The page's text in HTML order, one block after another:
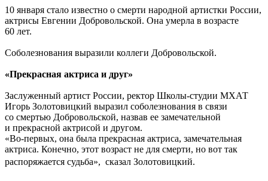
10 января стало известно о смерти народной артистки России,
актрисы Евгении Добровольской. Она умерла в возрасте
60 лет.
Соболезнования выразили коллеги Добровольской.
«Прекрасная актриса и друг»
Заслуженный артист России, ректор Школы-студии МХАТ
Игорь Золотовицкий выразил соболезнования в связи
со смертью Добровольской, назвав ее замечательной
и прекрасной актрисой и другом.
«Во-первых, она была прекрасная актриса, замечательная
актриса. Конечно, этот возраст не для смерти, но вот так
распоряжается судьба»,  сказал Золотовицкий.